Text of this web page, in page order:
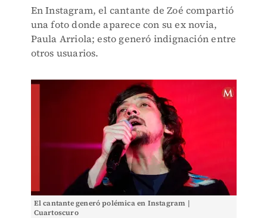
En Instagram, el cantante de Zoé compartió
una foto donde aparece con su ex novia,
Paula Arriola; esto generó indignación entre
otros usuarios.
El cantante generó polémica en Instagram |
Cuartoscuro